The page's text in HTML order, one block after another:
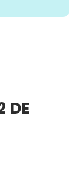
DE